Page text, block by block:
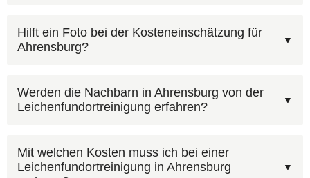
erstellen ein unverbindliches Angebot. Alternativ
Ja, die Entsorgung kontaminierter Materialien ist
in unserem Kostenvoranschlag für Ahrensburg
Zusatzkosten.
Hilft ein Foto bei der Kosteneinschätzung für
Ahrensburg?
Ja, über unserKontaktformularkönnen Sie Fotos
hochladen. Bilder der betroffenen Räume helfen
einzuschätzen und Ihnen schneller einen
realistischen Kostenvoranschlag zu erstellen.
Werden die Nachbarn in Ahrensburg von der
Leichenfundortreinigung erfahren?
Ja, unsere Einsatzfahrzeuge sind grundsätzlich
unbeschriftet. In Ahrensburg und überall in
Mit welchen Kosten muss ich bei einer
Leichenfundortreinigung in Ahrensburg